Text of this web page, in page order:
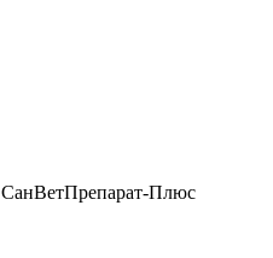
СанВетПрепарат-Плюс